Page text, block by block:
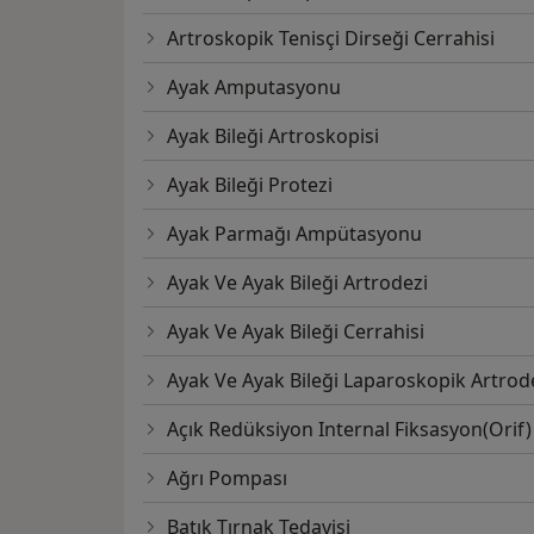
Artroskopik Tenisçi Dirseği Cerrahisi
Ayak Amputasyonu
Ayak Bileği Artroskopisi
Ayak Bileği Protezi
Ayak Parmağı Ampütasyonu
Ayak Ve Ayak Bileği Artrodezi
Ayak Ve Ayak Bileği Cerrahisi
Ayak Ve Ayak Bileği Laparoskopik
Açık Redüksiyon Internal Fiksasyon(Orif)
Ağrı Pompası
Batık Tırnak Tedavisi